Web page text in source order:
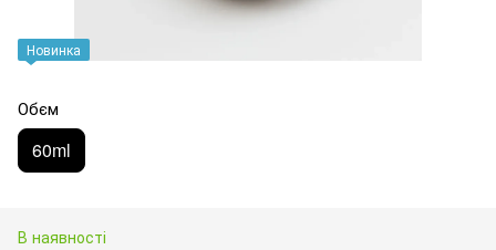
Новинка
Обєм
60ml
В наявності